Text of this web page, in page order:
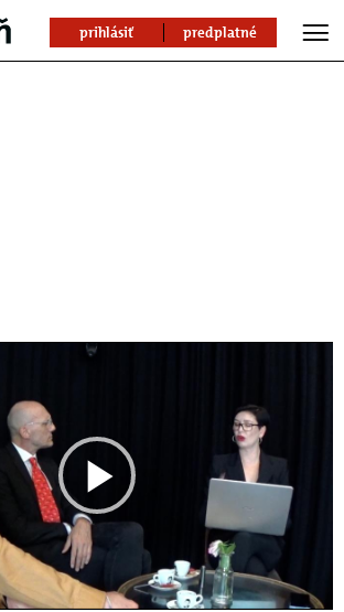
prihlásiť predplatné
Play
Video